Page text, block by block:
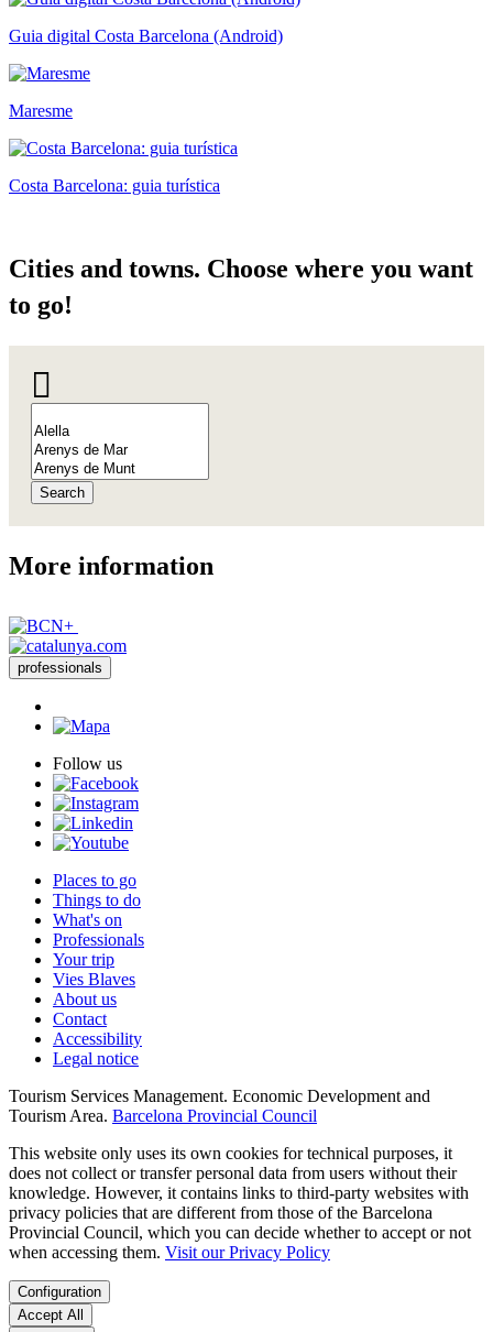
Guia digital Costa Barcelona (Android)
Maresme
Costa Barcelona: guia turística
Cities and towns. Choose where you want
to go!
Search
More information
professionals
Follow us
Places to go
Things to do
What's on
Professionals
Your trip
Vies Blaves
About us
Contact
Accessibility
Legal notice
Tourism Services Management. Economic Development and
Tourism Area. Barcelona Provincial Council
This website only uses its own cookies for technical purposes, it
does not collect or transfer personal data from users without their
knowledge. However, it contains links to third-party websites with
privacy policies that are different from those of the Barcelona
Provincial Council, which you can decide whether to accept or not
when accessing them. Visit our Privacy Policy
Configuration
Accept All